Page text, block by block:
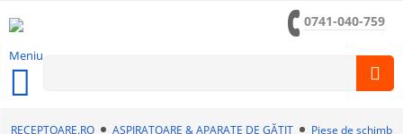
0741-040-759
Meniu
RECEPTOARE.RO ASPIRATOARE & APARATE DE GĂTIT Piese de schimb